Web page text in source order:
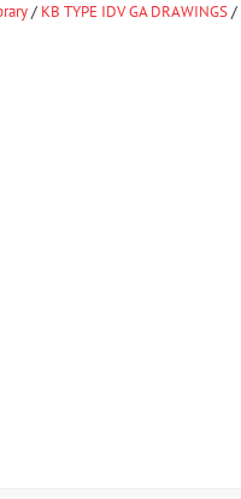
/ KB TYPE IDV GA DRAWINGS/